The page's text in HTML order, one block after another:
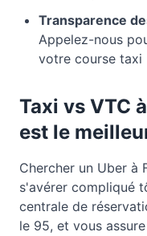
Transparence
Appelez-nous
votre course taxi
Taxi vs VTC à
est le
Chercher un Uber à
s'avérer compliqué
centrale de
le 95, et vous